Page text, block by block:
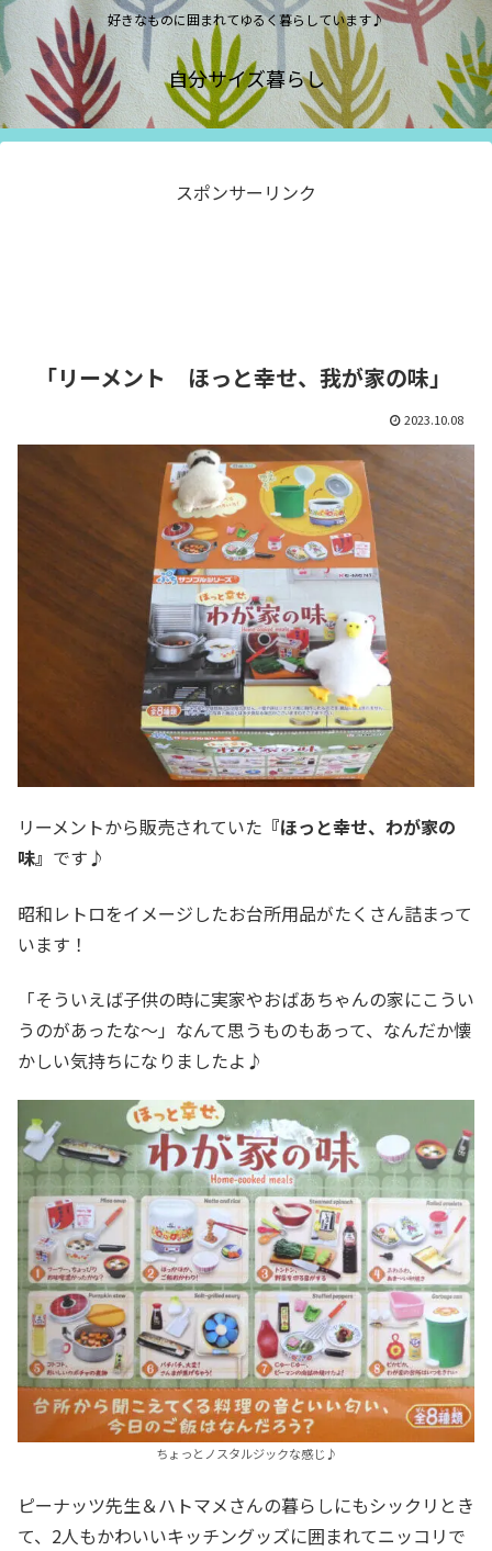
好きなものに囲まれてゆるく暮らしています♪
自分サイズ暮らし
スポンサーリンク
「リーメント ほっと幸せ、我が家の味」
2023.10.08
リーメントから販売されていた 『ほっと幸せ、わが家の
味』 です♪
昭和レトロをイメージしたお台所用品がたくさん詰まって
います！
「そういえば子供の時に実家やおばあちゃんの家にこうい
うのがあったな～」なんて思うものもあって、なんだか懐
かしい気持ちになりましたよ♪
ちょっとノスタルジックな感じ♪
ピーナッツ先生＆ハトマメさんの暮らしにもシックリとき
て、2人もかわいいキッチングッズに囲まれてニッコリで